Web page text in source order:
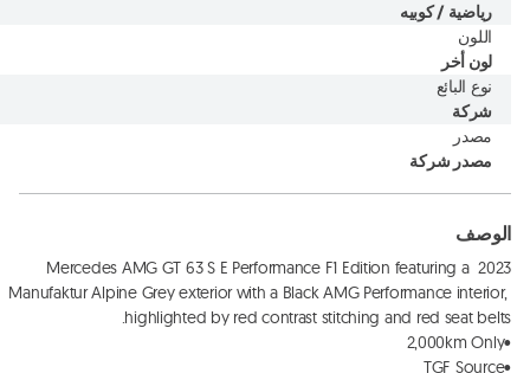
رياضية / كوبيه
اللون
لون أخر
نوع البائع
شركة
مصدر
مصدر شركة
الوصف
2023 Mercedes AMG GT 63 S E Performance F1 Edition featuring a
Manufaktur Alpine Grey exterior with a Black AMG Performance interior,